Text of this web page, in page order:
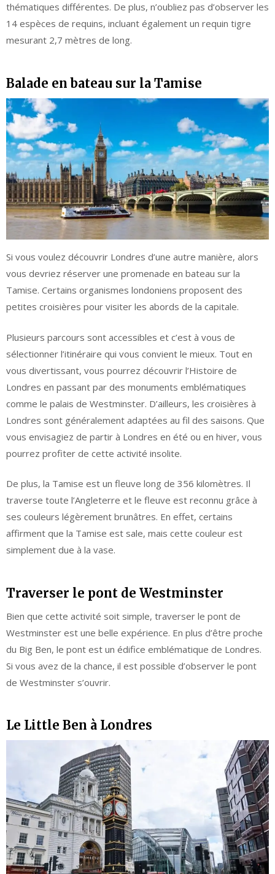
thématiques différentes. De plus, n’oubliez pas d’observer les
14 espèces de requins, incluant également un requin tigre
mesurant 2,7 mètres de long.
Balade en bateau sur la Tamise
Si vous voulez découvrir Londres d’une autre manière, alors
vous devriez réserver une promenade en bateau sur la
Tamise. Certains organismes londoniens proposent des
petites croisières pour visiter les abords de la capitale.
Plusieurs parcours sont accessibles et c’est à vous de
sélectionner l’itinéraire qui vous convient le mieux. Tout en
vous divertissant, vous pourrez découvrir l’Histoire de
Londres en passant par des monuments emblématiques
comme le palais de Westminster. D’ailleurs, les croisières à
Londres sont généralement adaptées au fil des saisons. Que
vous envisagiez de partir à Londres en été ou en hiver, vous
pourrez profiter de cette activité insolite.
De plus, la Tamise est un fleuve long de 356 kilomètres. Il
traverse toute l’Angleterre et le fleuve est reconnu grâce à
ses couleurs légèrement brunâtres. En effet, certains
affirment que la Tamise est sale, mais cette couleur est
simplement due à la vase.
Traverser le pont de Westminster
Bien que cette activité soit simple, traverser le pont de
Westminster est une belle expérience. En plus d’être proche
du Big Ben, le pont est un édifice emblématique de Londres.
Si vous avez de la chance, il est possible d’observer le pont
de Westminster s’ouvrir.
Le Little Ben à Londres